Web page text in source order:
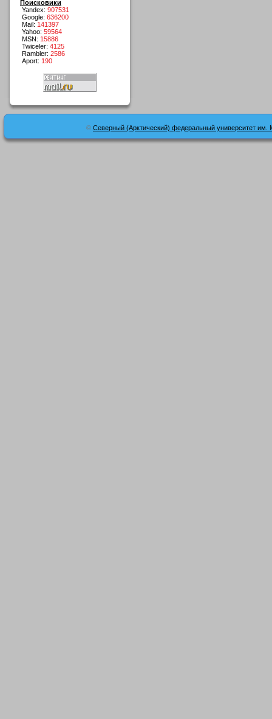
Поисковики
Yandex: 907531
Google: 636200
Mail: 141397
Yahoo: 59564
MSN: 15886
Twiceler: 4125
Rambler: 2586
Aport: 190
© Северный (Арктический) федеральный университет